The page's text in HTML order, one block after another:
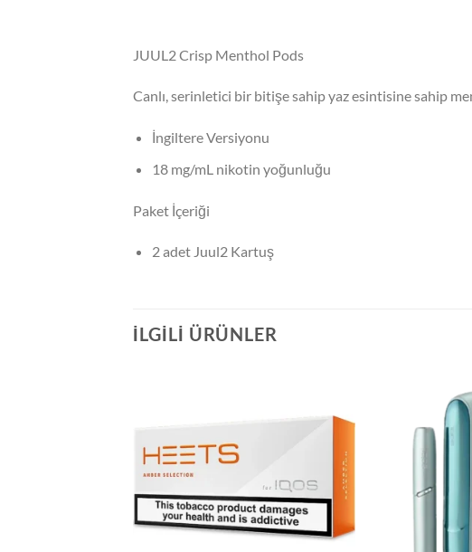
JUUL2 Crisp Menthol Pods
Canlı, serinletici bir bitişe sahip yaz esintisine sahip
İngiltere Versiyonu
18 mg/mL nikotin yoğunluğu
Paket İçeriği
2 adet Juul2 Kartuş
İLGILI ÜRÜNLER
Add to